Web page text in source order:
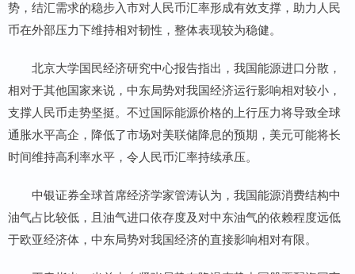
势，结汇需求的稳步入市对人民币汇率形成有效支撑，助力人民
币在外部压力下维持相对韧性，整体表现较为稳健。
北京大学国民经济研究中心报告指出，我国能源进口分散，
相对于其他国家来说，中东局势对我国经济运行影响相对较小，
支撑人民币走势坚挺。不过国际能源价格的上行压力将导致全球
通胀水平高企，降低了市场对美联储降息的预期，美元可能将长
时间维持高利率水平，令人民币汇率持续承压。
中银证券全球首席经济学家管涛认为，我国能源消费结构中
油气占比较低，且油气进口依存度及对中东油气的依赖程度远低
于欧亚经济体，中东局势对我国经济的直接影响相对有限。